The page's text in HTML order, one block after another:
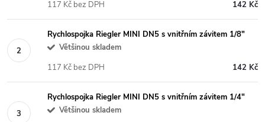
142 Kč
117 Kč bez DPH
Rychlospojka Riegler MINI DN5 s vnitřním závitem 1/8"
Většinou skladem
142 Kč
117 Kč bez DPH
Rychlospojka Riegler MINI DN5 s vnitřním závitem 1/4"
Většinou skladem